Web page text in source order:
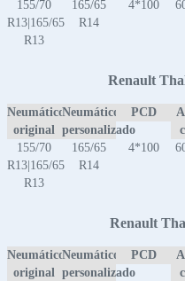
155/70
R13|165/65
R13
165/65
R14
4*100
Renault
Neumático
original
Neumático
personalizado
PCD
155/70
R13|165/65
R13
165/65
R14
4*100
Renault
Neumático
original
Neumático
personalizado
PCD